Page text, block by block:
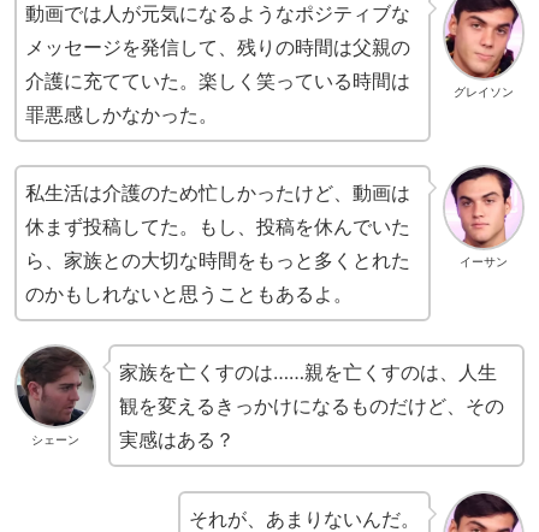
グレイソン
動画では人が元気になるようなポジティブな
メッセージを発信して、残りの時間は父親の
介護に充てていた。楽しく笑っている時間は
罪悪感しかなかった。
イーサン
私生活は介護のため忙しかったけど、動画は
休まず投稿してた。もし、投稿を休んでいた
ら、家族との大切な時間をもっと多くとれた
のかもしれないと思うこともあるよ。
シェーン
家族を亡くすのは……親を亡くすのは、人生
観を変えるきっかけになるものだけど、その
実感はある？
それが、あまりないんだ。